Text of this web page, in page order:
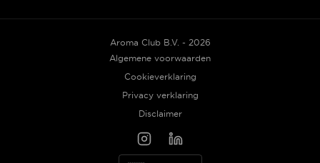
Aroma Club B.V. - 2026
Algemene voorwaarden
Cookieverklaring
Privacy verklaring
Disclaimer